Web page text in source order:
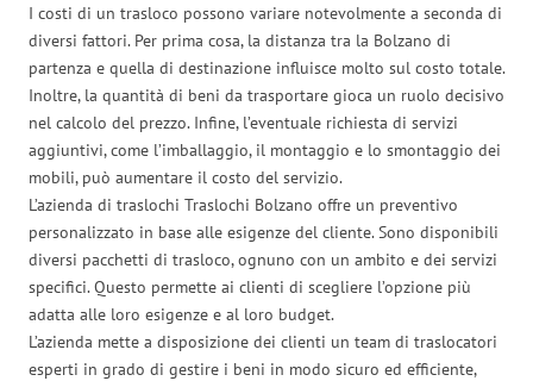
I costi di un trasloco possono variare notevolmente a seconda di
diversi fattori. Per prima cosa, la distanza tra la Bolzano di
partenza e quella di destinazione influisce molto sul costo totale.
Inoltre, la quantità di beni da trasportare gioca un ruolo decisivo
nel calcolo del prezzo. Infine, l’eventuale richiesta di servizi
aggiuntivi, come l’imballaggio, il montaggio e lo smontaggio dei
mobili, può aumentare il costo del servizio.
L’azienda di traslochi Traslochi Bolzano offre un preventivo
personalizzato in base alle esigenze del cliente. Sono disponibili
diversi pacchetti di trasloco, ognuno con un ambito e dei servizi
specifici. Questo permette ai clienti di scegliere l’opzione più
adatta alle loro esigenze e al loro budget.
L’azienda mette a disposizione dei clienti un team di traslocatori
esperti in grado di gestire i beni in modo sicuro ed efficiente,